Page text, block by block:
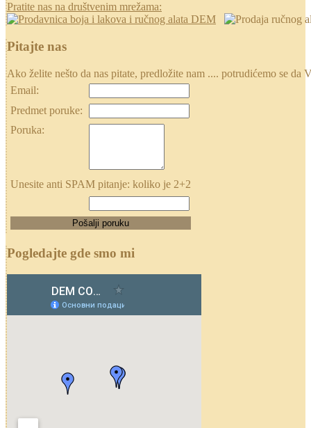
Pratite nas na društvenim mrežama:
Pitajte nas
Ako želite nešto da nas pitate, predložite nam .... potrudićemo se
Email:
Predmet poruke:
Poruka:
Unesite anti SPAM pitanje: koliko je 2+2
Pogledajte gde smo mi